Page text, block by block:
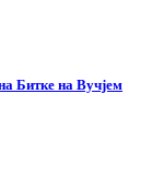
Битке на Вучјем